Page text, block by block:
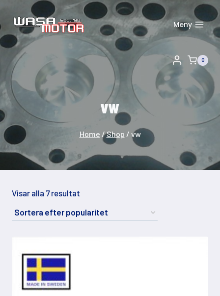
to
content
Meny
0
vw
Home /Shop / vw
Visar alla 7 resultat
efter
popularitet